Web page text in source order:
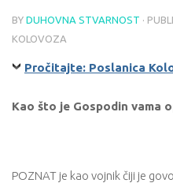
BY DUHOVNA STVARNOST ·
KOLOVOZA
Pročitajte: Poslanica
Kao što je Gospodin vama
POZNAT je kao vojnik čiji je